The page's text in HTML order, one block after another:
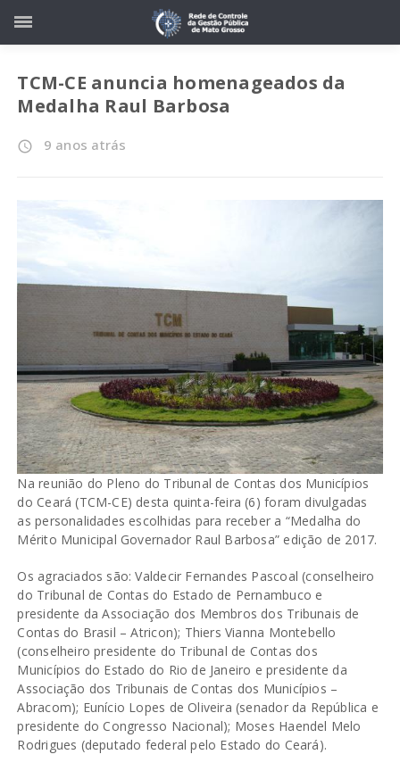
TCM-CE anuncia homenageados da
Medalha Raul Barbosa
access_time 9 anos atrás
Na reunião do Pleno do Tribunal de Contas dos Municípios
do Ceará (TCM-CE) desta quinta-feira (6) foram divulgadas
as personalidades escolhidas para receber a “Medalha do
Mérito Municipal Governador Raul Barbosa” edição de 2017.
Os agraciados são: Valdecir Fernandes Pascoal (conselheiro
do Tribunal de Contas do Estado de Pernambuco e
presidente da Associação dos Membros dos Tribunais de
Contas do Brasil – Atricon); Thiers Vianna Montebello
(conselheiro presidente do Tribunal de Contas dos
Municípios do Estado do Rio de Janeiro e presidente da
Associação dos Tribunais de Contas dos Municípios –
Abracom); Eunício Lopes de Oliveira (senador da República e
presidente do Congresso Nacional); Moses Haendel Melo
Rodrigues (deputado federal pelo Estado do Ceará).